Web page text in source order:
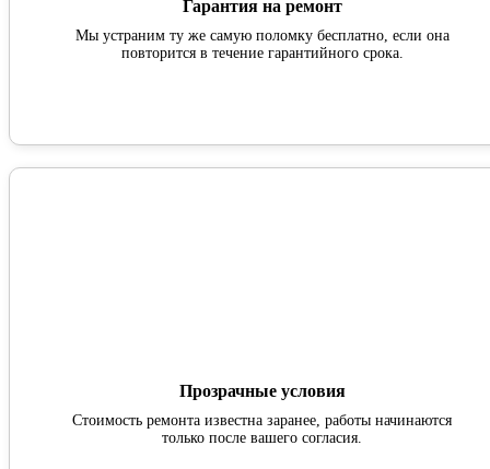
Гарантия на ремонт
Мы устраним ту же самую поломку бесплатно, если она
повторится в течение гарантийного срока.
Прозрачные условия
Стоимость ремонта известна заранее, работы начинаются
только после вашего согласия.